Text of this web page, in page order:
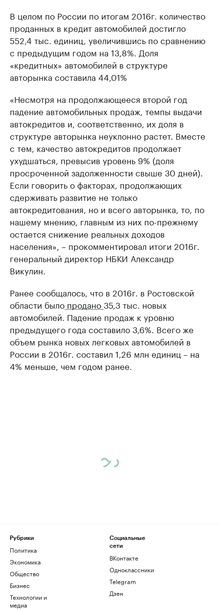
В целом по России по итогам 2016г. количество
проданных в кредит автомобилей достигло
552,4 тыс. единиц, увеличившись по сравнению
с предыдущим годом на 13,8%. Доля
«кредитных» автомобилей в структуре
авторынка составила 44,01%
«Несмотря на продолжающееся второй год
падение автомобильных продаж, темпы выдачи
автокредитов и, соответственно, их доля в
структуре авторынка неуклонно растет. Вместе
с тем, качество автокредитов продолжает
ухудшаться, превысив уровень 9% (доля
просроченной задолженности свыше 30 дней).
Если говорить о факторах, продолжающих
сдерживать развитие не только
автокредитования, но и всего авторынка, то, по
нашему мнению, главным из них по-прежнему
остается снижение реальных доходов
населения», – прокомментировал итоги 2016г.
генеральный директор НБКИ Александр
Викулин.
Ранее сообщалось, что в 2016г. в Ростовской
области было продано35,3 тыс. новых
автомобилей. Падение продаж к уровню
предыдущего года составило 3,6%. Всего же
объем рынка новых легковых автомобилей в
России в 2016г. составил 1,26 млн единиц – на
4% меньше, чем годом ранее.
Рубрики
Политика
Экономика
Общество
Бизнес
Технологии и
медиа
Социальные
сети
ВКонтакте
Одноклассники
Telegram
Дзен